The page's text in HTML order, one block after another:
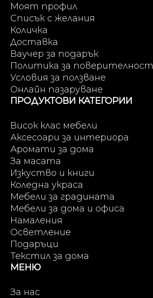
Моят профил
Списък с желания
Количка
Доставка
Ваучер за подарък
Политика за поверителност
Условия за ползване
Онлайн пазаруване
ПРОДУКТОВИ КАТЕГОРИИ
Висок клас мебели
Аксесоари за интериора
Аромати за дома
За масата
Изкуство и книги
Коледна украса
Мебели за градината
Мебели за дома и офиса
Намаления
Осветление
Подаръци
Текстил за дома
МЕНЮ
За нас